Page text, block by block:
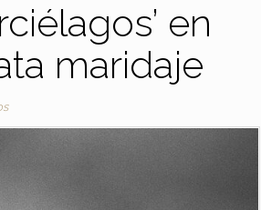
en
maridaje